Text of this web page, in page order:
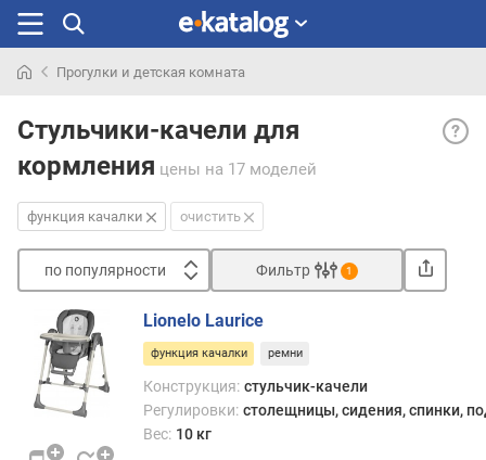
раньше
Прогулки и детская комната
Стульчики-качели для
кормления цены на 17 моделей
той
функция качалки очистить
по популярности
п
о
п
о
у
Фильтр 1
Lionelo Laurice
функция качалки ремни
Конструкция: стульчик-качели
Регулировки: столещницы, сидения, спинки,
Вес: 10 кг